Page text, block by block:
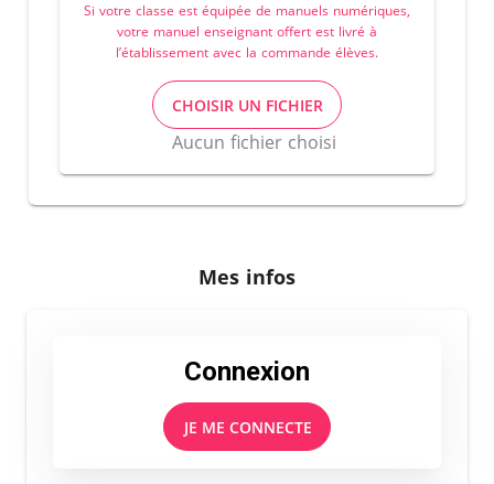
Si votre classe est équipée de manuels numériques,
votre manuel enseignant offert est livré à
l’établissement avec la commande élèves.
CHOISIR UN FICHIER
Aucun fichier choisi
Mes infos
Connexion
JE ME CONNECTE